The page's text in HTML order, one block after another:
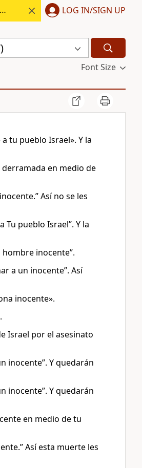
LOG IN/SIGN UP
Font Size
tu pueblo Israel». Y la
derramada en medio de
Así no se les
Tu pueblo Israel”. Y la
inocente”.
a un inocente”. Así
inocente».
Israel por el asesinato
inocente”. Y quedarán
inocente”. Y quedarán
en medio de tu
Así esta muerte les